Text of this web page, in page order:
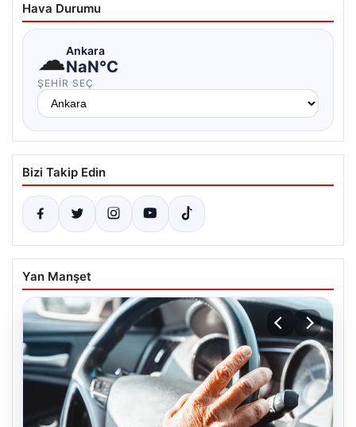
Hava Durumu
☁Ankara
NaN°C
ŞEHIR SEÇ
Bizi Takip Edin
Yan Manşet